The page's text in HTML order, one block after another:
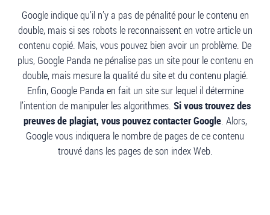
Google indique qu’il n’y a pas de pénalité pour le contenu en
double, mais si ses robots le reconnaissent en votre article un
contenu copié. Mais, vous pouvez bien avoir un problème. De
plus, Google Panda ne pénalise pas un site pour le contenu en
double, mais mesure la qualité du site et du contenu plagié.
Enfin, Google Panda en fait un site sur lequel il détermine
l’intention de manipuler les algorithmes. Si vous trouvez des
preuves de plagiat, vous pouvez contacter Google. Alors,
Google vous indiquera le nombre de pages de ce contenu
trouvé dans les pages de son index Web.